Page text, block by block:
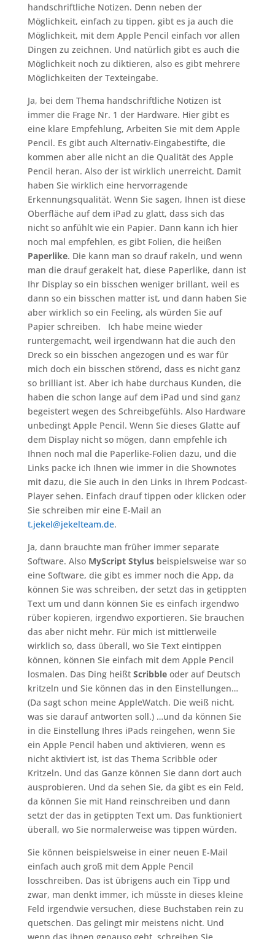
handschriftliche Notizen. Denn neben der
Möglichkeit, einfach zu tippen, gibt es ja auch die
Möglichkeit, mit dem Apple Pencil einfach vor allen
Dingen zu zeichnen. Und natürlich gibt es auch die
Möglichkeit noch zu diktieren, also es gibt mehrere
Möglichkeiten der Texteingabe.
Ja, bei dem Thema handschriftliche Notizen ist
immer die Frage Nr. 1 der Hardware. Hier gibt es
eine klare Empfehlung, Arbeiten Sie mit dem Apple
Pencil. Es gibt auch Alternativ-Eingabestifte, die
kommen aber alle nicht an die Qualität des Apple
Pencil heran. Also der ist wirklich unerreicht. Damit
haben Sie wirklich eine hervorragende
Erkennungsqualität. Wenn Sie sagen, Ihnen ist diese
Oberfläche auf dem iPad zu glatt, dass sich das
nicht so anfühlt wie ein Papier. Dann kann ich hier
noch mal empfehlen, es gibt Folien, die heißen
Paperlike. Die kann man so drauf rakeln, und wenn
man die drauf gerakelt hat, diese Paperlike, dann ist
Ihr Display so ein bisschen weniger brillant, weil es
dann so ein bisschen matter ist, und dann haben Sie
aber wirklich so ein Feeling, als würden Sie auf
Papier schreiben. Ich habe meine wieder
runtergemacht, weil irgendwann hat die auch den
Dreck so ein bisschen angezogen und es war für
mich doch ein bisschen störend, dass es nicht ganz
so brilliant ist. Aber ich habe durchaus Kunden, die
haben die schon lange auf dem iPad und sind ganz
begeistert wegen des Schreibgefühls. Also Hardware
unbedingt Apple Pencil. Wenn Sie dieses Glatte auf
dem Display nicht so mögen, dann empfehle ich
Ihnen noch mal die Paperlike-Folien dazu, und die
Links packe ich Ihnen wie immer in die Shownotes
mit dazu, die Sie auch in den Links in Ihrem Podcast-
Player sehen. Einfach drauf tippen oder klicken oder
Sie schreiben mir eine E-Mail an
t.jekel@jekelteam.de.
Ja, dann brauchte man früher immer separate
Software. Also MyScript Stylusbeispielsweise war so
eine Software, die gibt es immer noch die App, da
können Sie was schreiben, der setzt das in getippten
Text um und dann können Sie es einfach irgendwo
rüber kopieren, irgendwo exportieren. Sie brauchen
das aber nicht mehr. Für mich ist mittlerweile
wirklich so, dass überall, wo Sie Text eintippen
können, können Sie einfach mit dem Apple Pencil
losmalen. Das Ding heißt Scribbleoder auf Deutsch
kritzeln und Sie können das in den Einstellungen…
(Da sagt schon meine AppleWatch. Die weiß nicht,
was sie darauf antworten soll.) …und da können Sie
in die Einstellung Ihres iPads reingehen, wenn Sie
ein Apple Pencil haben und aktivieren, wenn es
nicht aktiviert ist, ist das Thema Scribble oder
Kritzeln. Und das Ganze können Sie dann dort auch
ausprobieren. Und da sehen Sie, da gibt es ein Feld,
da können Sie mit Hand reinschreiben und dann
setzt der das in getippten Text um. Das funktioniert
überall, wo Sie normalerweise was tippen würden.
Sie können beispielsweise in einer neuen E-Mail
einfach auch groß mit dem Apple Pencil
losschreiben. Das ist übrigens auch ein Tipp und
zwar, man denkt immer, ich müsste in dieses kleine
Feld irgendwie versuchen, diese Buchstaben rein zu
quetschen. Das gelingt mir meistens nicht. Und